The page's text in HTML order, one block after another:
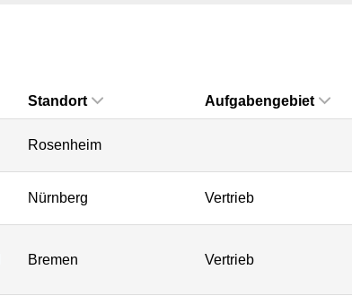
Standort Aufgabengebiet
Rosenheim
Nürnberg Vertrieb
Bremen Vertrieb